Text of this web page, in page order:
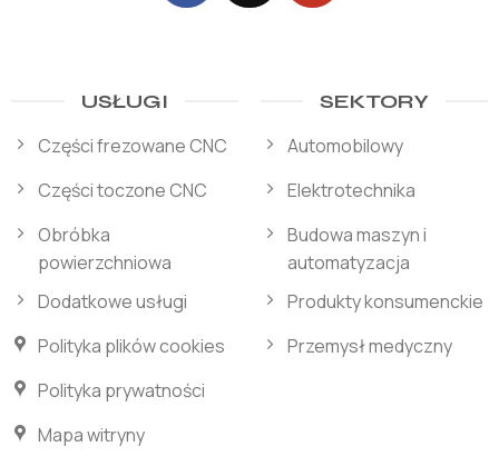
USŁUGI
Części frezowane CNC
Części toczone CNC
Obróbka
powierzchniowa
Dodatkowe usługi
Polityka plików cookies
Polityka prywatności
Mapa witryny
SEKTORY
Automobilowy
Elektrotechnika
Budowa maszyn i
automatyzacja
Produkty konsumenckie
Przemysł medyczny